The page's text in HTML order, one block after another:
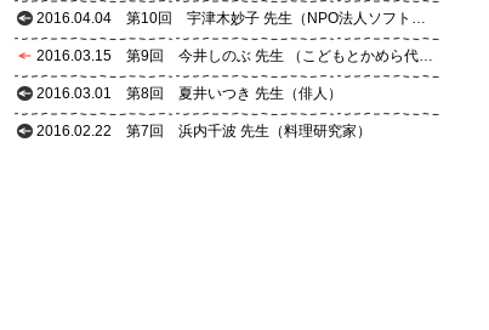
2016.04.04 第10回 宇津木妙子 先生（NPO法人ソフトボール・ドリーム理事長）
2016.03.15 第9回 今井しのぶ 先生 （こどもとかめら代表）
2016.03.01 第8回 夏井いつき 先生（俳人）
2016.02.22 第7回 浜内千波 先生（料理研究家）